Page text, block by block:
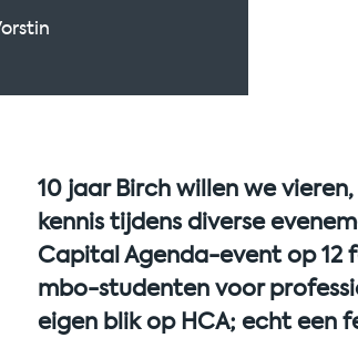
10 jaar Birch willen we
kennis tijdens diverse
Capital Agenda-event op 12
mbo-studenten voor
eigen blik op HCA; echt een